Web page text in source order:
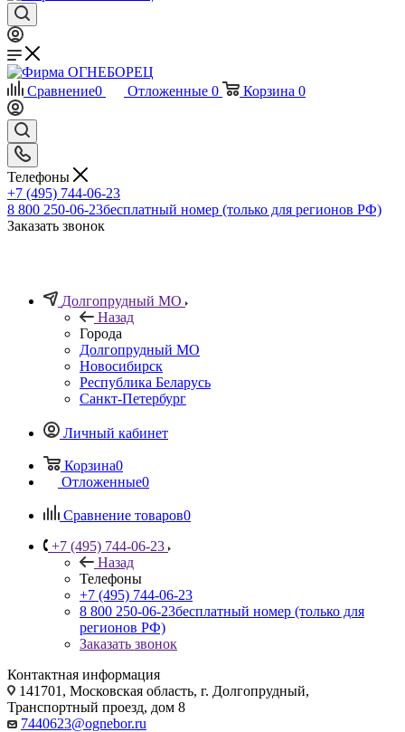
Сравнение0 Отложенные 0 Корзина 0
Телефоны
+7 (495) 744-06-23
8 800 250-06-23бесплатный номер (только для регионов РФ)
Заказать звонок
Долгопрудный МО
Назад
Города
Долгопрудный МО
Новосибирск
Республика Беларусь
Санкт-Петербург
Личный кабинет
Корзина0
Отложенные0
Сравнение товаров0
+7 (495) 744-06-23
Назад
Телефоны
+7 (495) 744-06-23
8 800 250-06-23бесплатный номер (только для
регионов РФ)
Заказать звонок
Контактная информация
141701, Московская область, г. Долгопрудный,
Транспортный проезд, дом 8
7440623@ognebor.ru